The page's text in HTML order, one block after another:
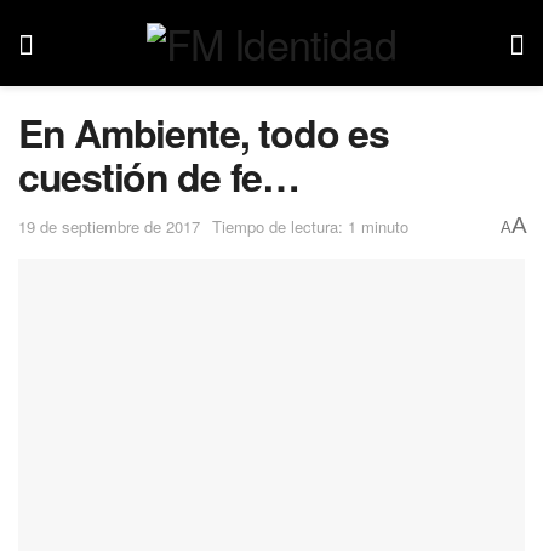
En Ambiente, todo es
cuestión de fe…
19 de septiembre de 2017 Tiempo de lectura: 1 minuto AA